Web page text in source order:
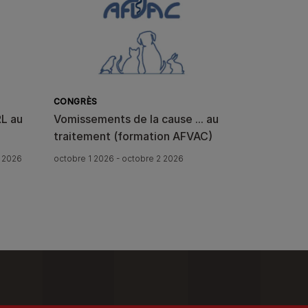
au
CONGRÈS
Vomissements de la cause ... au
traitement (formation AFVAC)
octobre 1 2026 - octobre 2 2026